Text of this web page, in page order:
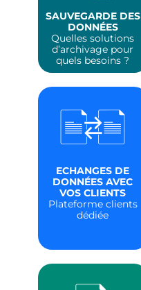
SAUVEGARDE DES
DONNÉES
Quelles solutions
d’archivage pour
quels besoins ?
ECHANGES DE
DONNÉES AVEC
VOS CLIENTS
Plateforme clients
dédiée